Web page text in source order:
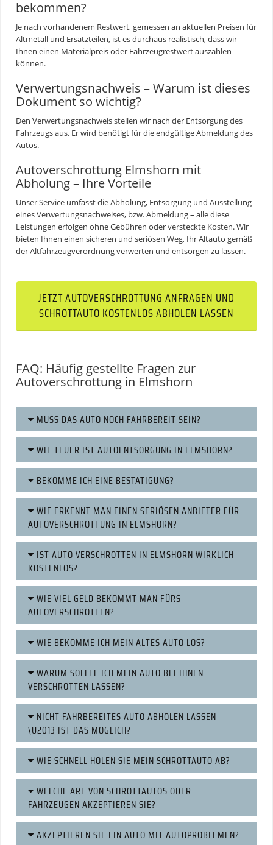
bekommen?
Je nach vorhandenem Restwert, gemessen an aktuellen Preisen für
Altmetall und Ersatzteilen, ist es durchaus realistisch, dass wir
Ihnen einen Materialpreis oder Fahrzeugrestwert auszahlen
können.
Verwertungsnachweis – Warum ist dieses
Dokument so wichtig?
Den Verwertungsnachweis stellen wir nach der Entsorgung des
Fahrzeugs aus. Er wird benötigt für die endgültige Abmeldung des
Autos.
Autoverschrottung Elmshorn mit
Abholung – Ihre Vorteile
Unser Service umfasst die Abholung, Entsorgung und Ausstellung
eines Verwertungsnachweises, bzw. Abmeldung – alle diese
Leistungen erfolgen ohne Gebühren oder versteckte Kosten. Wir
bieten Ihnen einen sicheren und seriösen Weg, Ihr Altauto gemäß
der Altfahrzeugverordnung verwerten und entsorgen zu lassen.
JETZT AUTOVERSCHROTTUNG ANFRAGEN UND
SCHROTTAUTO KOSTENLOS ABHOLEN LASSEN
FAQ: Häufig gestellte Fragen zur
Autoverschrottung in Elmshorn
MUSS DAS AUTO NOCH FAHRBEREIT SEIN?
WIE TEUER IST AUTOENTSORGUNG IN ELMSHORN?
BEKOMME ICH EINE BESTÄTIGUNG?
WIE ERKENNT MAN EINEN SERIÖSEN ANBIETER FÜR
AUTOVERSCHROTTUNG IN ELMSHORN?
IST AUTO VERSCHROTTEN IN ELMSHORN WIRKLICH
KOSTENLOS?
WIE VIEL GELD BEKOMMT MAN FÜRS
AUTOVERSCHROTTEN?
WIE BEKOMME ICH MEIN ALTES AUTO LOS?
WARUM SOLLTE ICH MEIN AUTO BEI IHNEN
VERSCHROTTEN LASSEN?
NICHT FAHRBEREITES AUTO ABHOLEN LASSEN
\U2013 IST DAS MÖGLICH?
WIE SCHNELL HOLEN SIE MEIN SCHROTTAUTO AB?
WELCHE ART VON SCHROTTAUTOS ODER
FAHRZEUGEN AKZEPTIEREN SIE?
AKZEPTIEREN SIE EIN AUTO MIT AUTOPROBLEMEN?